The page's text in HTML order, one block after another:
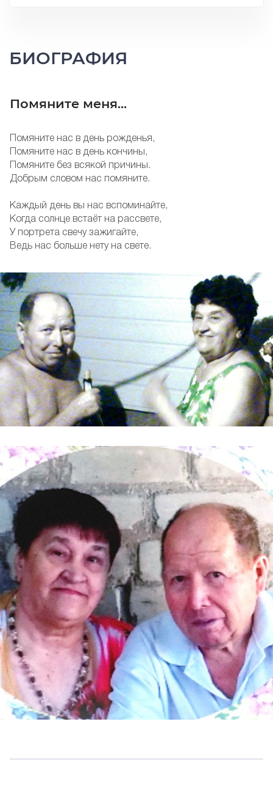
БИОГРАФИЯ
Помяните меня...
Помяните нас в день рожденья,
Помяните нас в день кончины,
Помяните без всякой причины.
Добрым словом нас помяните.
Каждый день вы нас вспоминайте,
Когда солнце встаёт на рассвете,
У портрета свечу зажигайте,
Ведь нас больше нету на свете.